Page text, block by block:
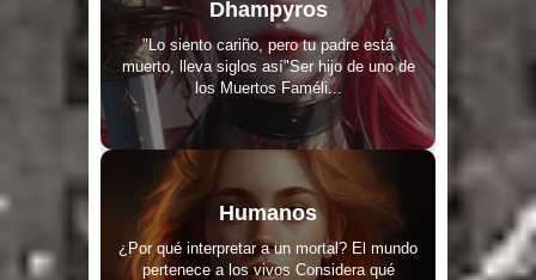
Dhampyros
"Lo siento cariño, pero tu padre está
muerto, lleva siglos así"Ser hijo de uno de
los Muertos Faméli...
Humanos
¿Por qué interpretar a un mortal? El mundo
pertenece a los vivos Considera qué